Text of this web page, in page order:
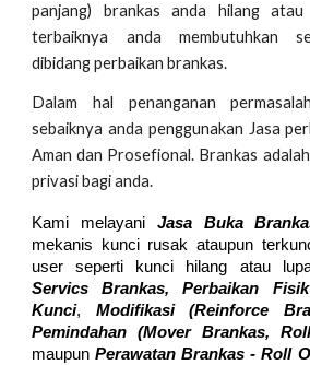
panjang) brankas anda hilang
terbaiknya anda membutuhkan
dibidang perbaikan brankas.
Dalam hal penanganan
sebaiknya anda penggunakan Jasa
Aman dan Prosefional. Brankas
privasi bagi anda.
Kami melayani Jasa Buka
mekanis kunci rusak ataupun
user seperti kunci hilang atau
Servics Brankas, Perbaikan Fisik
Kunci, Modifikasi (Reinforce
Pemindahan (Mover
Brankas,
maupunPerawatan Brankas - Roll